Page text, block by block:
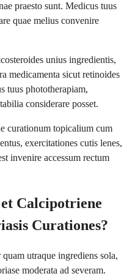
praesto sunt. Medicus tuus
quae melius convenire
unius ingredientis,
medicamenta sicut retinoides
tuus phototherapiam,
considerare posset.
curationum topicalium cum
exercitationes cutis lenes,
invenire accessum rectum
Calcipotriene
Curationes?
utraque ingrediens sola,
moderata ad severam.